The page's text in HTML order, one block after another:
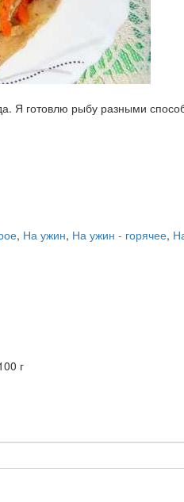
Я готовлю рыбу разными
, На ужин, На ужин - горячее,
г